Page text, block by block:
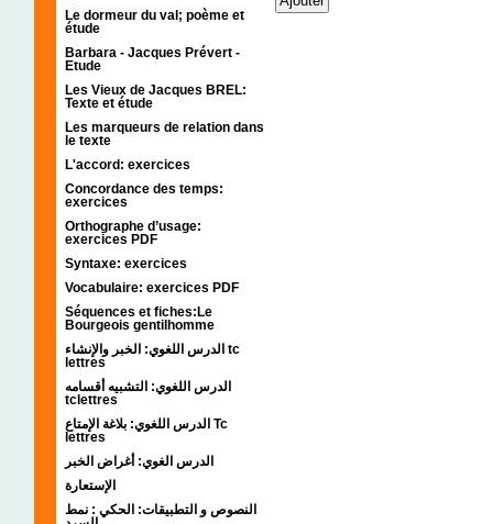
Le dormeur du val; poème et
étude
Barbara - Jacques Prévert -
Etude
Les Vieux de Jacques BREL:
Texte et étude
Les marqueurs de relation dans
le texte
L'accord: exercices
Concordance des temps:
exercices
Orthographe d’usage:
exercices PDF
Syntaxe: exercices
Vocabulaire: exercices PDF
Séquences et fiches:Le
Bourgeois gentilhomme
الدرس اللغوي: الخبر والإنشاء tc
lettres
الدرس اللغوي: التشبيه أقسامه
tclettres
الدرس اللغوي: بلاغة الإمتاع Tc
lettres
الدرس الغوي: أغراض الخبر
الإستعارة
النصوص و التطبيقات: الحكي : نمط